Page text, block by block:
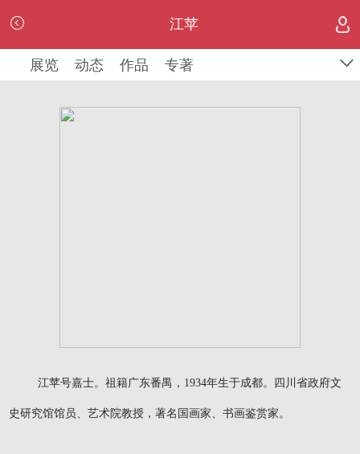
江苹
展览 动态 作品 专著
江苹号嘉士。祖籍广东番禺，1934年生于成都。四川省政府文
史研究馆馆员、艺术院教授，著名国画家、书画鉴赏家。
江苹
展览 动态 作品 专著